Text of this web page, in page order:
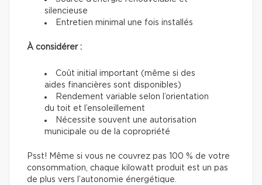
silencieuse
Entretien minimal une fois installés
À considérer :
Coût initial important (même si des
aides financières sont disponibles)
Rendement variable selon l’orientation
du toit et l’ensoleillement
Nécessite souvent une autorisation
municipale ou de la copropriété
Psst! Même si vous ne couvrez pas 100 % de votre
consommation, chaque kilowatt produit est un pas
de plus vers l’autonomie énergétique.